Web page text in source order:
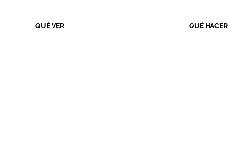
QUÉ VER QUÉ HACER